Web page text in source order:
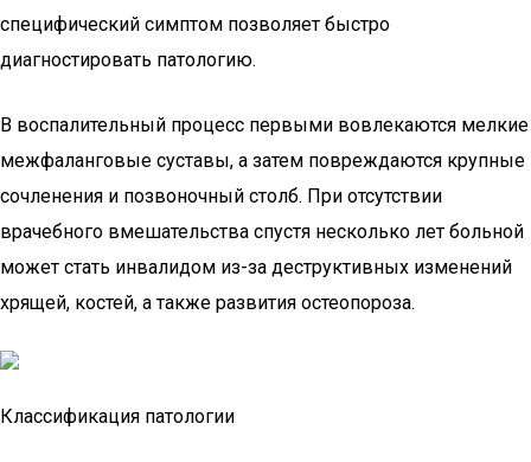
специфический симптом позволяет быстро
диагностировать патологию.
В воспалительный процесс первыми вовлекаются мелкие
межфаланговые суставы, а затем повреждаются крупные
сочленения и позвоночный столб. При отсутствии
врачебного вмешательства спустя несколько лет больной
может стать инвалидом из-за деструктивных изменений
хрящей, костей, а также развития остеопороза.
Классификация патологии